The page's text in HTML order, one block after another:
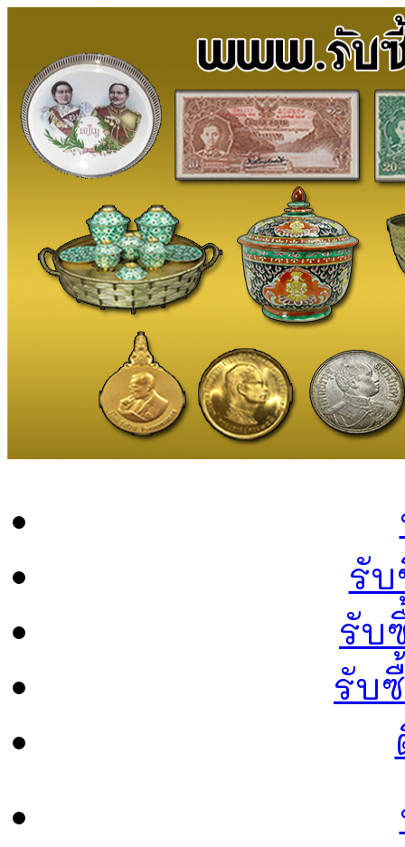
รับ
รับ
รับ